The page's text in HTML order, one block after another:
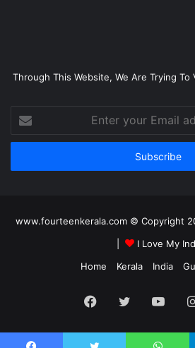
Through This Website, We Are Trying To
your
Email
www.fourteenkerala.com © Copyright
I Love My
Home
Kerala India
Facebook
Twitter